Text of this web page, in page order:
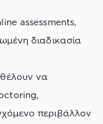
assessments,
διαδικασία
να
περιβάλλον